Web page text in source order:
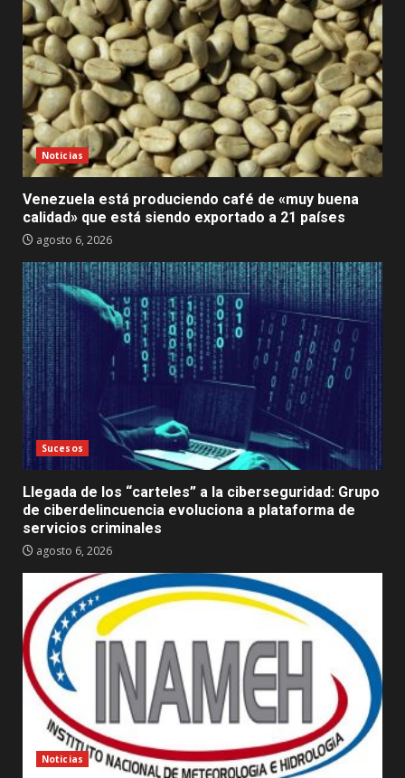
Noticias
Venezuela está produciendo café de «muy buena
calidad» que está siendo exportado a 21 países
agosto 6, 2026
Sucesos
Llegada de los “carteles” a la ciberseguridad: Grupo
de ciberdelincuencia evoluciona a plataforma de
servicios criminales
agosto 6, 2026
Noticias